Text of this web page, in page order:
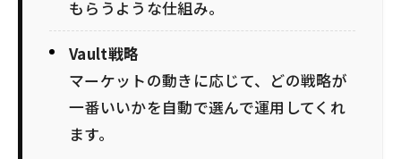
もらうような仕組み。
Vault戦略
マーケットの動きに応じて、どの戦略が
一番いいかを自動で選んで運用してくれ
ます。